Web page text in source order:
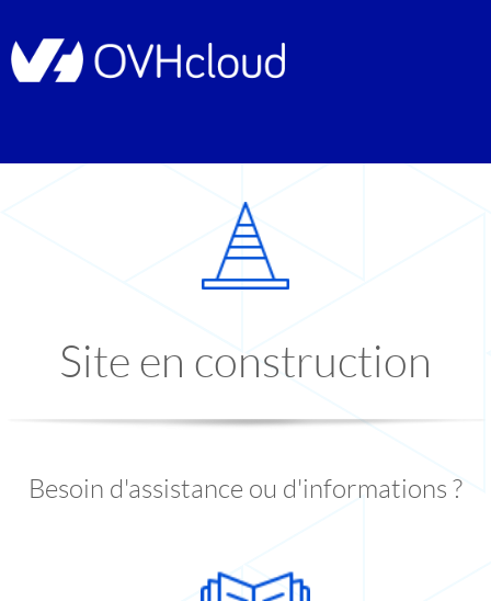
Site en construction
Besoin d'assistance ou d'informations ?